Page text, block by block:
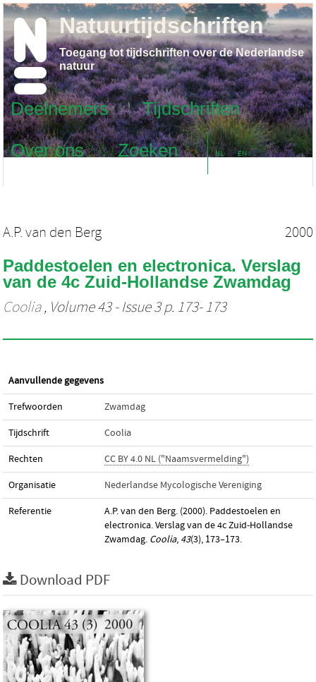
Deelnemers
Tijdschriften
Over ons
Zoeken NL EN
Natuurtijdschriften
Toegang tot tijdschriften over de Nederlandse
natuur
A.P. van den Berg 2000
Paddestoelen en electronica. Verslag
van de 4c Zuid-Hollandse Zwamdag
Coolia, Volume 43 - Issue 3 p. 173- 173
Aanvullende gegevens
Trefwoorden Zwamdag
Tijdschrift Coolia
Rechten CC BY 4.0 NL ("Naamsvermelding")
Organisatie Nederlandse Mycologische Vereniging
Referentie
A.P. van den Berg. (2000). Paddestoelen en
electronica. Verslag van de 4c Zuid-Hollandse
Zwamdag. Coolia, 43(3), 173–173.
Download PDF